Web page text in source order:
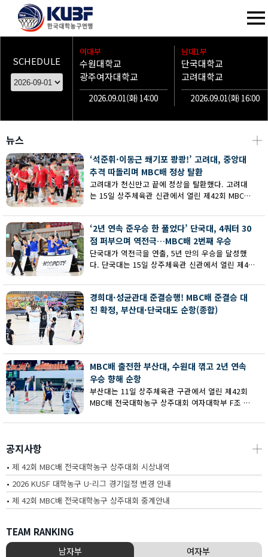
SCHEDULE
여대부
수원대학교
광주여자대학교
2026.09.01(화) 14:00
남대1부
단국대학교
고려대학교
2026.09.01(화) 16:00
뉴스 ┼
‘석준휘·이동근 쐐기포 쾅쾅!’ 고려대, 중앙대
추격 따돌리며 MBC배 정상 탈환
고려대가 천신만고 끝에 정상을 탈환했다. 고려대
는 15일 상주체육관 신관에서 열린 제42회 MBC배
추격을 따돌리며 73-62로 승리했다.
‘2년 연속 준우승 한 풀었다’ 단국대, 4쿼터 30
점 퍼부으며 역전극…MBC배 2번째 우승
단국대가 역전극을 연출, 5년 만의 우승을 달성했
다. 단국대는 15일 상주체육관 신관에서 열린 제42
서 부산대에 73-67로 역전승했다.
경희대·성균관대 준결승행! MBC배 준결승 대
진 확정, 부산대·단국대도 순항(종합)
MBC배 출전한 부산대, 수원대 꺾고 2년 연속
우승 향해 순항
부산대는 11일 상주체육관 구관에서 열린 제42회
MBC배 전국대학농구 상주대회 여자대학부 F조 예
공지사항 ┼
• 제 42회 MBC배 전국대학농구 상주대회 시상내역
• 2026 KUSF 대학농구 U-리그 경기일정 변경 안내
• 제 42회 MBC배 전국대학농구 상주대회 중계안내
TEAM RANKING
남자부 여자부